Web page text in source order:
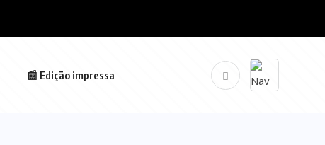
📰 Edição impressa